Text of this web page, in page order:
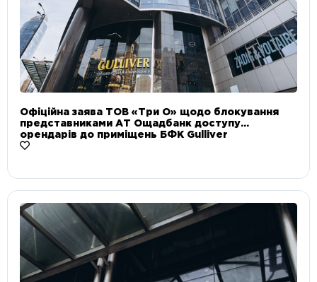
Офіційна заява ТОВ «Три О» щодо блокування
представниками АТ Ощадбанк доступу
орендарів до приміщень БФК Gulliver